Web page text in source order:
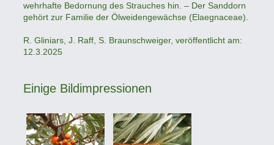
wehrhafte Bedornung des Strauches hin. – Der Sanddorn
gehört zur Familie der Ölweidengewächse (Elaegnaceae).
R. Gliniars, J. Raff, S. Braunschweiger, veröffentlicht am:
12.3.2025
Einige Bildimpressionen